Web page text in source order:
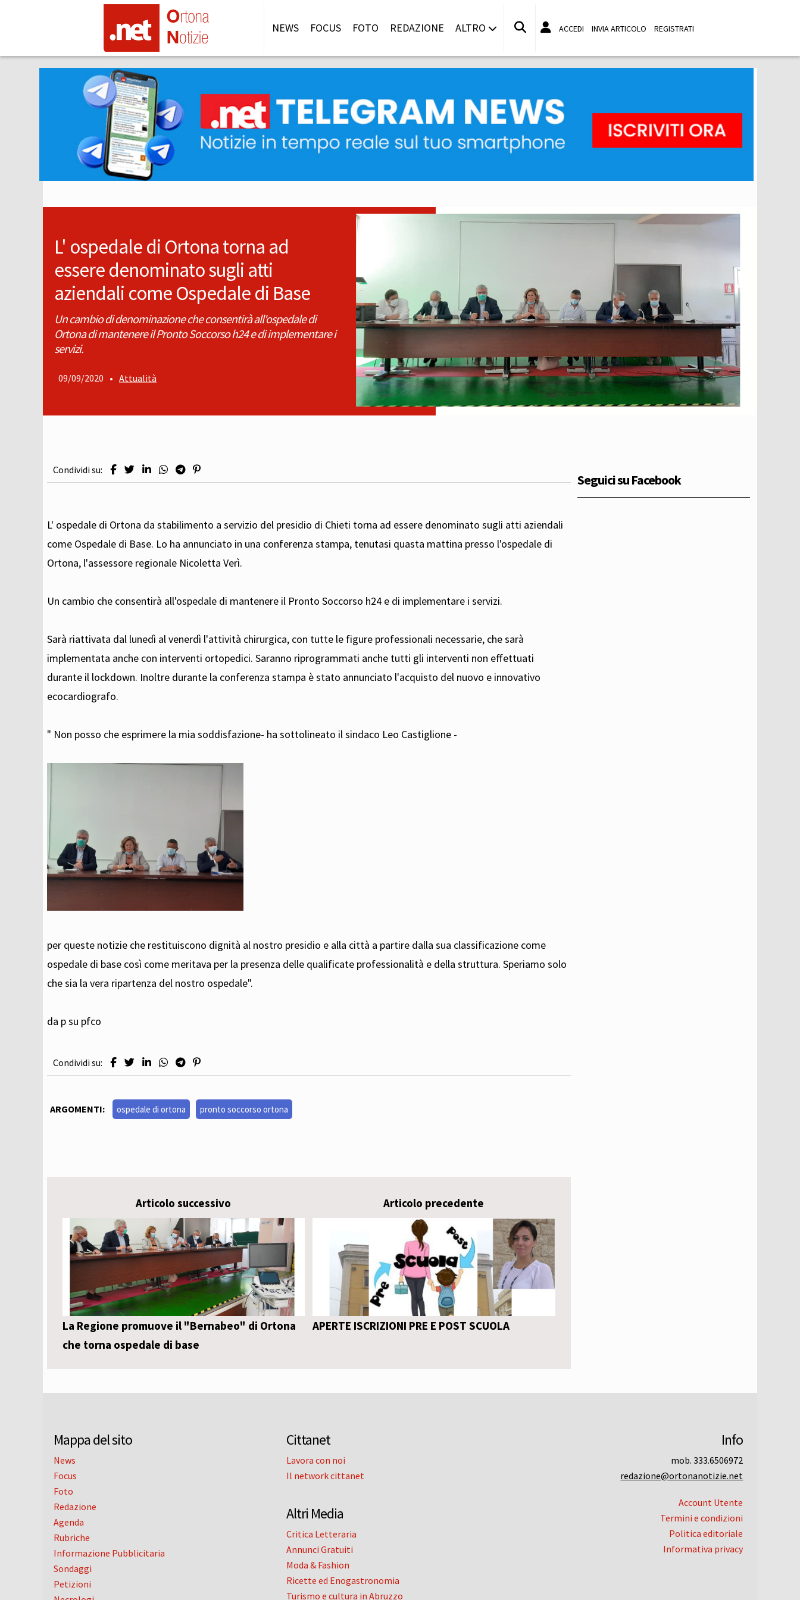
NEWS FOCUS FOTO REDAZIONE ALTRO ACCEDI INVIA ARTICOLO REGISTRATI
L' ospedale di Ortona torna ad
essere denominato sugli atti
aziendali come Ospedale di Base
Un cambio di denominazione che consentirà all'ospedale di
Ortona di mantenere il Pronto Soccorso h24 e di implementare i
servizi.
09/09/2020 • Attualità
Condividi su:
L' ospedale di Ortona da stabilimento a servizio del presidio di Chieti torna ad essere denominato sugli atti aziendali
come Ospedale di Base. Lo ha annunciato in una conferenza stampa, tenutasi quasta mattina presso l'ospedale di
Ortona, l'assessore regionale Nicoletta Verì.
Un cambio che consentirà all'ospedale di mantenere il Pronto Soccorso h24 e di implementare i servizi.
Sarà riattivata dal lunedì al venerdì l'attività chirurgica, con tutte le figure professionali necessarie, che sarà
implementata anche con interventi ortopedici. Saranno riprogrammati anche tutti gli interventi non effettuati
durante il lockdown. Inoltre durante la conferenza stampa è stato annunciato l'acquisto del nuovo e innovativo
ecocardiografo.
" Non posso che esprimere la mia soddisfazione- ha sottolineato il sindaco Leo Castiglione -
per queste notizie che restituiscono dignità al nostro presidio e alla città a partire dalla sua classificazione come
ospedale di base così come meritava per la presenza delle qualificate professionalità e della struttura. Speriamo solo
che sia la vera ripartenza del nostro ospedale".
da p su pfco
Condividi su:
ARGOMENTI: ospedale di ortona pronto soccorso ortona
Articolo successivo
La Regione promuove il "Bernabeo" di Ortona
che torna ospedale di base
Articolo precedente
APERTE ISCRIZIONI PRE E POST SCUOLA
Seguici su Facebook
Mappa del sito
News
Focus
Foto
Redazione
Agenda
Rubriche
Informazione Pubblicitaria
Sondaggi
Petizioni
Cittanet
Lavora con noi
Il network cittanet
Altri Media
Critica Letteraria
Annunci Gratuiti
Moda & Fashion
Ricette ed Enogastronomia
Turismo e cultura in Abruzzo
Info
mob. 333.6506972
redazione@ortonanotizie.net
Account Utente
Termini e condizioni
Politica editoriale
Informativa privacy